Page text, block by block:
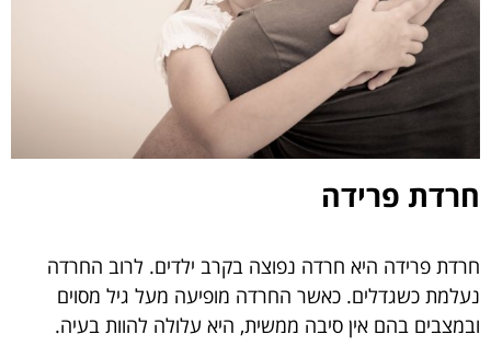
חרדת פרידה
חרדת פרידה היא חרדה נפוצה בקרב ילדים. לרוב החרדה
נעלמת כשגדלים. כאשר החרדה מופיעה מעל גיל מסוים
ובמצבים בהם אין סיבה ממשית, היא עלולה להוות בעיה.